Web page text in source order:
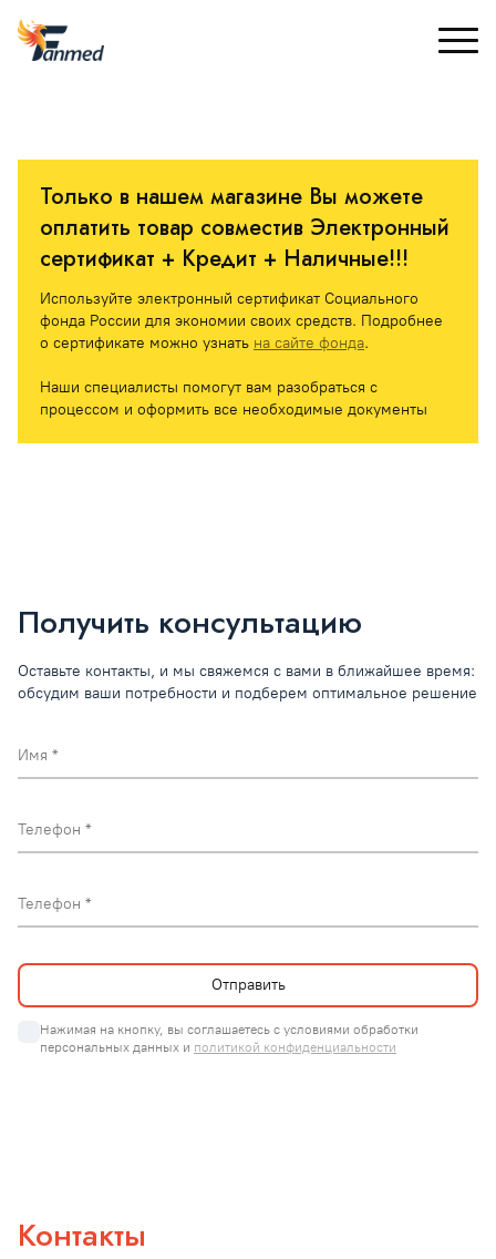
Только в нашем магазине Вы можете
оплатить товар совместив Электронный
сертификат + Кредит + Наличные!!!
Используйте электронный сертификат Социального
фонда России для экономии своих средств. Подробнее
о сертификате можно узнать на сайте фонда.
Наши специалисты помогут вам разобраться с
процессом и оформить все необходимые документы
Получить консультацию
Оставьте контакты, и мы свяжемся с вами в ближайшее время:
обсудим ваши потребности и подберем оптимальное решение
Имя
Телефон
Телефон
Нажимая на кнопку, вы соглашаетесь с условиями обработки
персональных данных и политикой конфиденциальности
Контакты